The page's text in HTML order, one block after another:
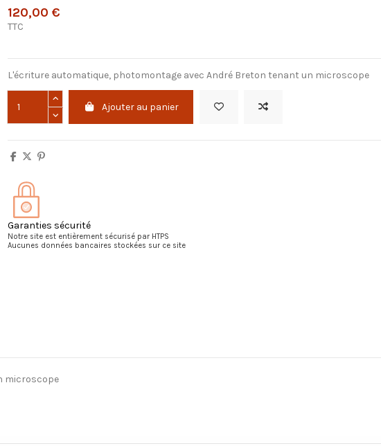
120,00 €
TTC
L'écriture automatique, photomontage avec André Breton tenant un microscope
Ajouter au panier
Garanties sécurité
Notre site est entièrement sécurisé par HTPS
Aucunes données bancaires stockées sur ce site
microscope